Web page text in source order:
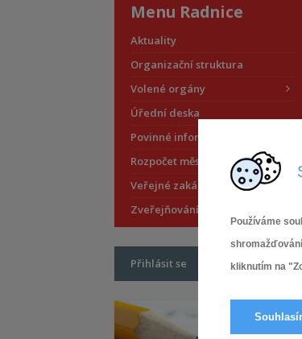
Používáme
kliknutím na
Menu Radnice
Aktuality
Organizační struktura
Volené orgány
Úřední deska
Povinné informace
Rozpočet městské části
Veřejné zakázky
Zveřejňování smluv
Přihlásit se